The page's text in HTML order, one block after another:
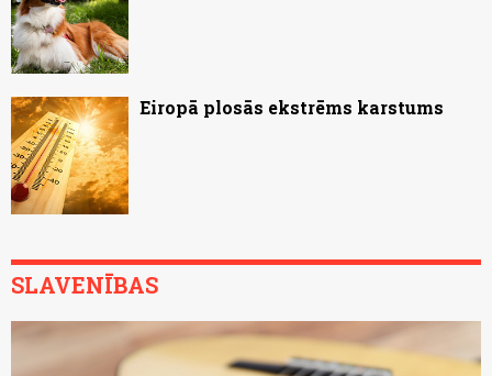
Eiropā plosās ekstrēms karstums
SLAVENĪBAS